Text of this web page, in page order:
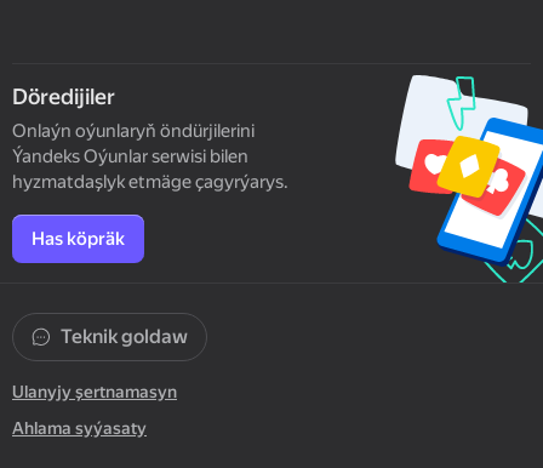
Döredijiler
Onlaýn oýunlaryň öndürjilerini
Ýandeks Oýunlar serwisi bilen
hyzmatdaşlyk etmäge çagyrýarys.
Has köpräk
Ulanyjy şertnamasyn
Ahlama syýasaty
Teknik goldaw